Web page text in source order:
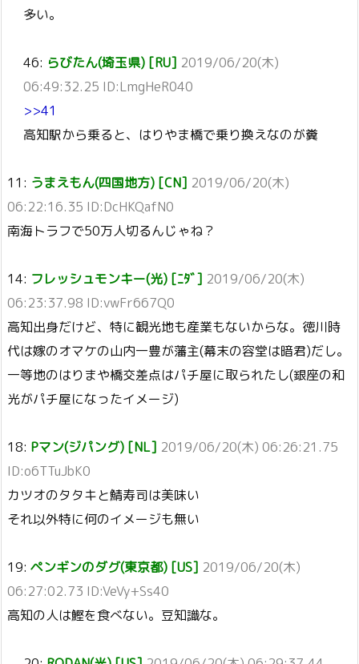
多い。
46: らびたん(埼玉県) [RU] 2019/06/20(木)
06:49:32.25 ID:LmgHeR040
>>41
高知駅から乗ると、はりやま橋で乗り換えなのが糞
11: うまえもん(四国地方) [CN] 2019/06/20(木)
06:22:16.35 ID:DcHKQafN0
南海トラフで50万人切るんじゃね？
14: フレッシュモンキー(光) [ﾆﾀﾞ] 2019/06/20(木)
06:23:37.98 ID:vwFr667Q0
高知出身だけど、特に観光地も産業もないからな。徳川時
代は嫁のオマケの山内一豊が藩主(幕末の容堂は暗君)だし。
一等地のはりまや橋交差点はパチ屋に取られたし(銀座の和
光がパチ屋になったイメージ)
18: Pマン(ジパング) [NL] 2019/06/20(木) 06:26:21.75
ID:o6TTuJbK0
カツオのタタキと鯖寿司は美味い
それ以外特に何のイメージも無い
19: ペンギンのダグ(東京都) [US] 2019/06/20(木)
06:27:02.73 ID:VeVy+Ss40
高知の人は鰹を食べない。豆知識な。